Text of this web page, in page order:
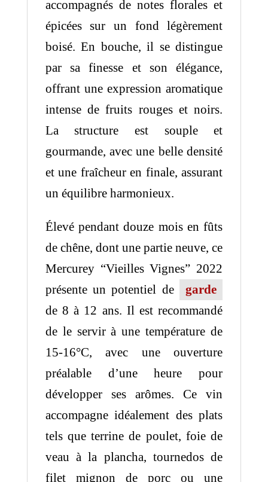
accompagnés de notes florales et
épicées sur un fond légèrement
boisé. En bouche, il se distingue
par sa finesse et son élégance,
offrant une expression aromatique
intense de fruits rouges et noirs.
La structure est souple et
gourmande, avec une belle densité
et une fraîcheur en finale, assurant
un équilibre harmonieux.
Élevé pendant douze mois en fûts
de chêne, dont une partie neuve, ce
Mercurey “Vieilles Vignes” 2022
présente un potentiel de
garde
de 8 à 12 ans. Il est recommandé
de le servir à une température de
15-16°C, avec une ouverture
préalable d’une heure pour
développer ses arômes. Ce vin
accompagne idéalement des plats
tels que terrine de poulet, foie de
veau à la plancha, tournedos de
filet mignon de porc ou une